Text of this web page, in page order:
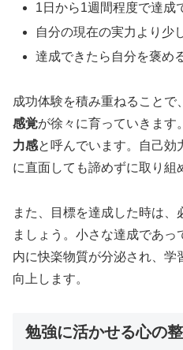
1日から1週間程度で達成
自分の現在の実力より少
達成できたら自分を褒め
成功体験を積み重ねることで、
感覚が徐々に育っていきます
力感と呼んでいます。自己効
に直面しても諦めずに取り組
また、目標を達成した時は、
ましょう。小さな達成であ
内に快楽物質が分泌され、
向上します。
勉強に活かせる心の